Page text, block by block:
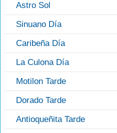
Astro Sol
Sinuano Día
Caribeña Día
La Culona Día
Motilon Tarde
Dorado Tarde
Antioqueñita Tarde